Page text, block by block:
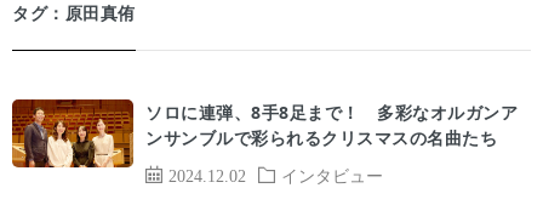
タグ：原田真侑
2024.12.02 インタビュー
ソロに連弾、8手8足まで！ 多彩なオルガンア
ンサンブルで彩られるクリスマスの名曲たち